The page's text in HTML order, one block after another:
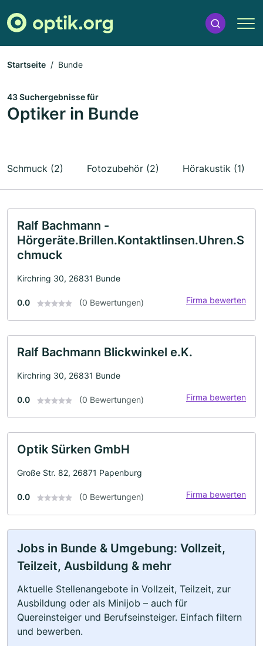
Startseite Bunde
43 Suchergebnisse für
Optiker in Bunde
Schmuck (2) Fotozubehör (2) Hörakustik (1)
Ralf Bachmann -
Hörgeräte.Brillen.Kontaktlinsen.Uhren.S
chmuck
Kirchring 30, 26831 Bunde
0.0 (0 Bewertungen) Firma bewerten
Ralf Bachmann Blickwinkel e.K.
Kirchring 30, 26831 Bunde
0.0 (0 Bewertungen) Firma bewerten
Optik Sürken GmbH
Große Str. 82, 26871 Papenburg
0.0 (0 Bewertungen) Firma bewerten
Jobs in Bunde & Umgebung: Vollzeit,
Teilzeit, Ausbildung & mehr
Aktuelle Stellenangebote in Vollzeit, Teilzeit, zur
Ausbildung oder als Minijob – auch für
Quereinsteiger und Berufseinsteiger. Einfach filtern
und bewerben.